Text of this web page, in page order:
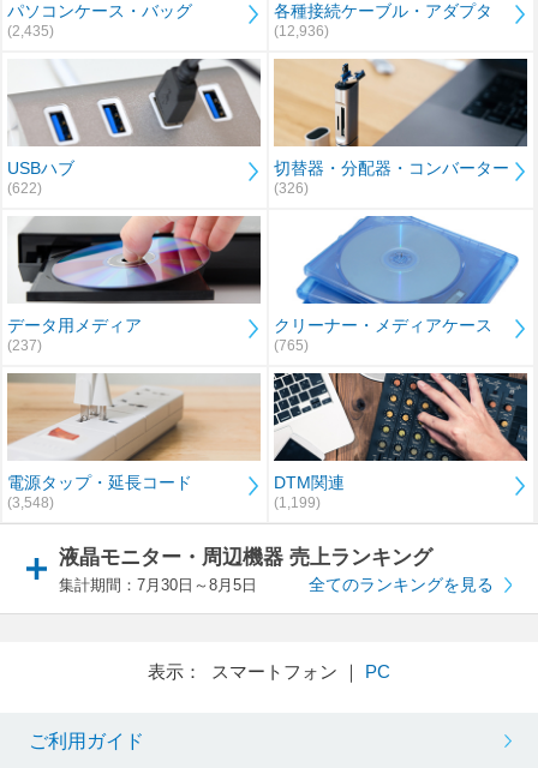
パソコンケース・バッグ
(2,435)
各種接続ケーブル・アダプタ
(12,936)
USBハブ
(622)
切替器・分配器・コンバーター
(326)
データ用メディア
(237)
クリーナー・メディアケース
(765)
電源タップ・延長コード
(3,548)
DTM関連
(1,199)
液晶モニター・周辺機器 売上ランキング
集計期間：7月30日～8月5日 全てのランキングを見る
表示： スマートフォン ｜ PC
ご利用ガイド